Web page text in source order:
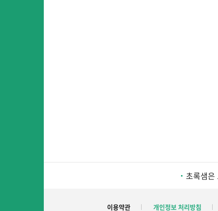
초록샘은
이용약관 개인정보 처리방침